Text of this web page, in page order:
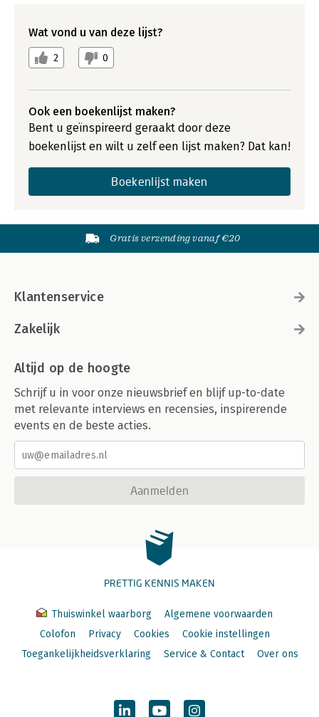
Wat vond u van deze lijst?
2 0
Ook een boekenlijst maken?
Bent u geïnspireerd geraakt door deze
boekenlijst en wilt u zelf een lijst maken? Dat kan!
Boekenlijst maken
Gratis verzending vanaf €20
Klantenservice
Zakelijk
Altijd op de hoogte
Schrijf u in voor onze nieuwsbrief en blijf up-to-date
met relevante interviews en recensies, inspirerende
events en de beste acties.
Aanmelden
PRETTIG KENNIS MAKEN
Thuiswinkel waarborg
Algemene voorwaarden
Colofon
Privacy Cookies
Cookie instellingen
Toegankelijkheidsverklaring
Service & Contact Over ons